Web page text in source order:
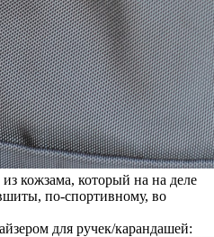
кожзама, который на на деле
по-спортивному, во
для ручек/карандашей: